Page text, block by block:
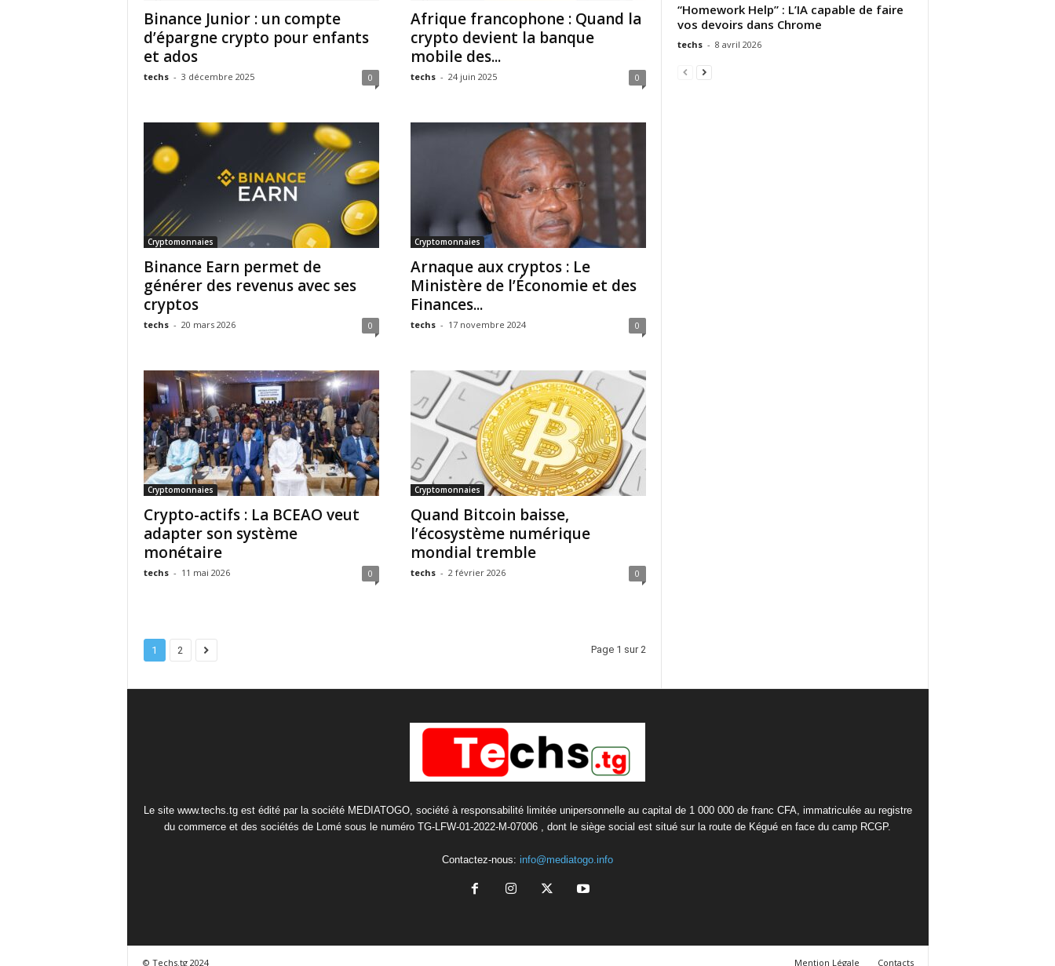
Binance Junior : un compte
d’épargne crypto pour enfants
et ados
techs - 3 décembre 2025 0
Afrique francophone : Quand la
crypto devient la banque
mobile des...
techs - 24 juin 2025 0
Cryptomonnaies
Binance Earn permet de
générer des revenus avec ses
cryptos
techs - 20 mars 2026 0
Cryptomonnaies
Arnaque aux cryptos : Le
Ministère de l’Économie et des
Finances...
techs - 17 novembre 2024 0
Cryptomonnaies
Crypto-actifs : La BCEAO veut
adapter son système
monétaire
techs - 11 mai 2026 0
Cryptomonnaies
Quand Bitcoin baisse,
l’écosystème numérique
mondial tremble
techs - 2 février 2026 0
1 2 Page 1 sur 2
“Homework Help” : L’IA capable de faire
vos devoirs dans Chrome
techs - 8 avril 2026
Le site www.techs.tg est édité par la société MEDIATOGO, société à responsabilité limitée unipersonnelle au capital de 1 000 000 de franc CFA, immatriculée au registre
du commerce et des sociétés de Lomé sous le numéro TG-LFW-01-2022-M-07006 , dont le siège social est situé sur la route de Kégué en face du camp RCGP.
Contactez-nous: info@mediatogo.info
Mention Légale Contacts
© Techs.tg 2024